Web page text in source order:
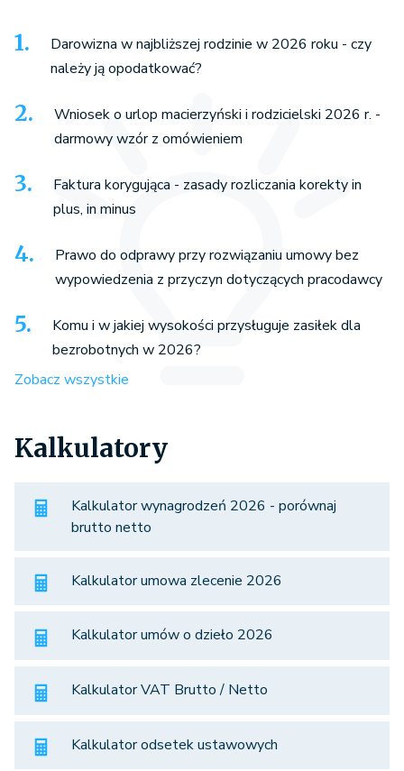
Darowizna w najbliższej rodzinie w 2026 roku - czy
należy ją opodatkować?
Wniosek o urlop macierzyński i rodzicielski 2026 r. -
darmowy wzór z omówieniem
Faktura korygująca - zasady rozliczania korekty in
plus, in minus
Prawo do odprawy przy rozwiązaniu umowy bez
wypowiedzenia z przyczyn dotyczących pracodawcy
Komu i w jakiej wysokości przysługuje zasiłek dla
bezrobotnych w 2026?
Zobacz wszystkie
Kalkulatory
Kalkulator wynagrodzeń 2026 - porównaj
brutto netto
Kalkulator umowa zlecenie 2026
Kalkulator umów o dzieło 2026
Kalkulator VAT Brutto / Netto
Kalkulator odsetek ustawowych